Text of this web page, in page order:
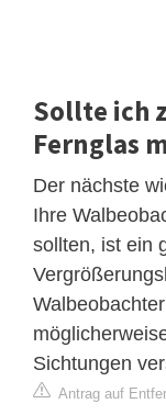
Sollte ich
Fernglas
Der nächste
Ihre
sollten, ist ein
Sichtungen
Antrag auf